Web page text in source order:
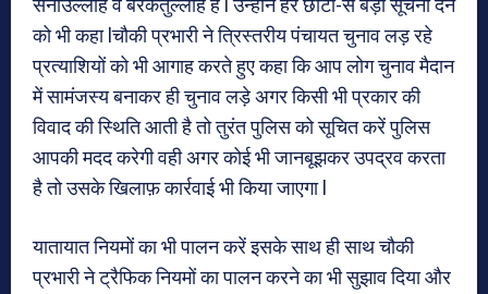
को भी कहा lचौकी प्रभारी ने त्रिस्तरीय पंचायत चुनाव लड़ रहे
प्रत्याशियों को भी आगाह करते हुए कहा कि आप लोग चुनाव मैदान
में सामंजस्य बनाकर ही चुनाव लड़े अगर किसी भी प्रकार की
विवाद की स्थिति आती है तो तुरंत पुलिस को सूचित करें पुलिस
आपकी मदद करेगी वही अगर कोई भी जानबूझकर उपद्रव करता
है तो उसके खिलाफ़ कार्रवाई भी किया जाएगा l
यातायात नियमों का भी पालन करें इसके साथ ही साथ चौकी
प्रभारी ने ट्रैफिक नियमों का पालन करने का भी सुझाव दिया और